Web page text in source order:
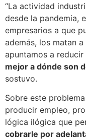
“La actividad
desde la pandemia,
empresarios a que
además, los matan
apuntamos a
mejor a dónde son
sostuvo.
Sobre este
producir empleo,
lógica ilógica que
cobrarle por